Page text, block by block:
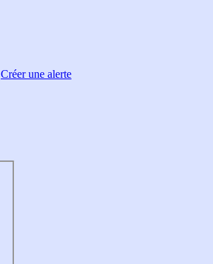
Créer une alerte